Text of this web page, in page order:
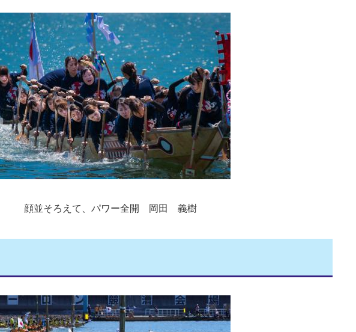
顔並そろえて、パワー全開 岡田 義樹